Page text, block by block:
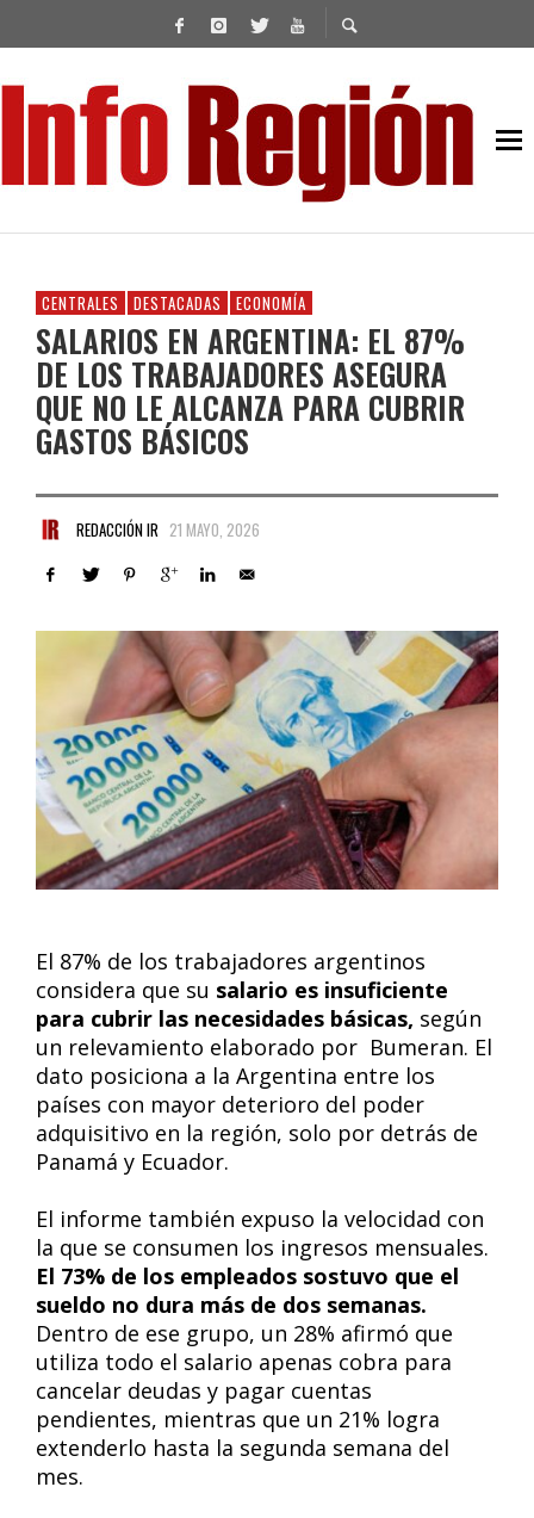
CENTRALES DESTACADAS ECONOMÍA
SALARIOS EN ARGENTINA: EL 87%
DE LOS TRABAJADORES ASEGURA
QUE NO LE ALCANZA PARA CUBRIR
GASTOS BÁSICOS
REDACCIÓN IR 21 MAYO, 2026
El 87% de los trabajadores argentinos
considera que su salario es insuficiente
para cubrir las necesidades básicas, según
un relevamiento elaborado por Bumeran. El
dato posiciona a la Argentina entre los
países con mayor deterioro del poder
adquisitivo en la región, solo por detrás de
Panamá y Ecuador.
El informe también expuso la velocidad con
la que se consumen los ingresos mensuales.
El 73% de los empleados sostuvo que el
sueldo no dura más de dos semanas.
Dentro de ese grupo, un 28% afirmó que
utiliza todo el salario apenas cobra para
cancelar deudas y pagar cuentas
pendientes, mientras que un 21% logra
extenderlo hasta la segunda semana del
mes.